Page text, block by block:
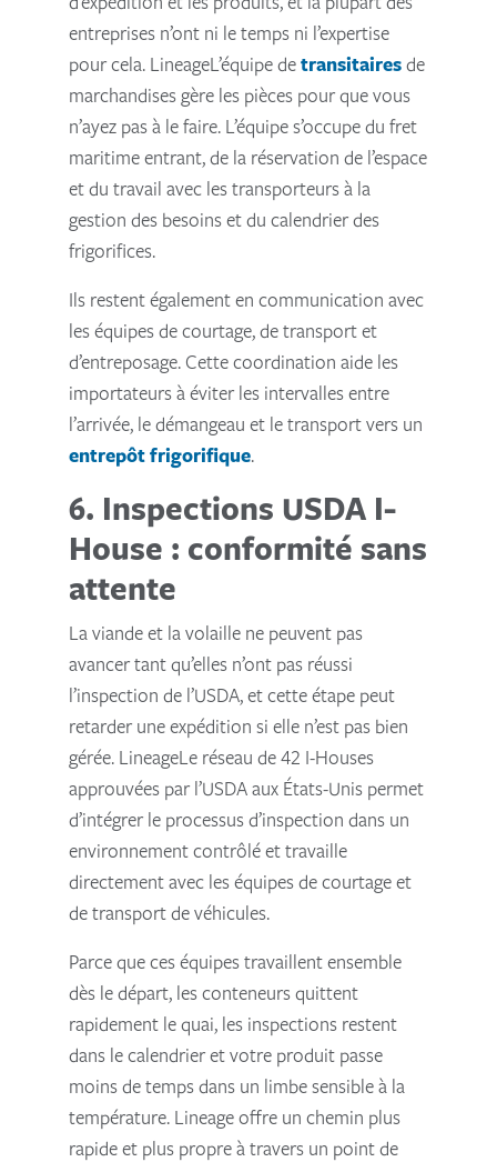
entreprises n’ont ni le temps ni l’expertise
pour cela. LineageL’équipe detransitairesde
marchandises gère les pièces pour que vous
n’ayez pas à le faire. L’équipe s’occupe du fret
maritime entrant, de la réservation de l’espace
et du travail avec les transporteurs à la
gestion des besoins et du calendrier des
frigorifices.
Ils restent également en communication avec
les équipes de courtage, de transport et
d’entreposage. Cette coordination aide les
importateurs à éviter les intervalles entre
l’arrivée, le démangeau et le transport vers un
entrepôt frigorifique.
6. Inspections USDA I-
House : conformité sans
attente
La viande et la volaille ne peuvent pas
avancer tant qu’elles n’ont pas réussi
l’inspection de l’USDA, et cette étape peut
retarder une expédition si elle n’est pas bien
gérée. LineageLe réseau de 42 I-Houses
approuvées par l’USDA aux États-Unis permet
d’intégrer le processus d’inspection dans un
environnement contrôlé et travaille
directement avec les équipes de courtage et
de transport de véhicules.
Parce que ces équipes travaillent ensemble
dès le départ, les conteneurs quittent
rapidement le quai, les inspections restent
dans le calendrier et votre produit passe
moins de temps dans un limbe sensible à la
température. Lineage offre un chemin plus
rapide et plus propre à travers un point de